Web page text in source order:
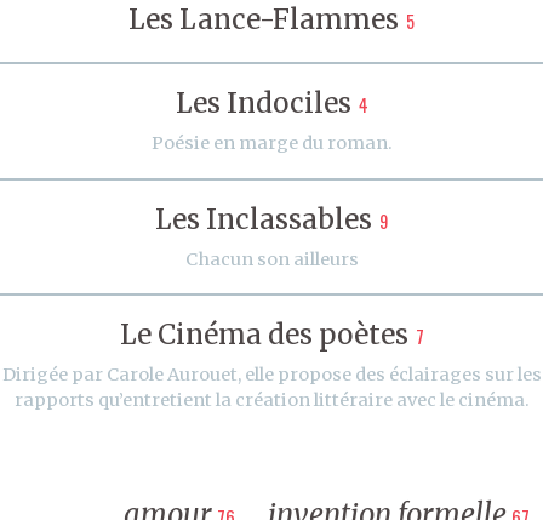
Les Lance-Flammes 5
Les Indociles 4
Poésie en marge du roman.
Les Inclassables 9
Chacun son ailleurs
Le Cinéma des poètes 7
Dirigée par Carole Aurouet, elle propose des éclairages sur les
rapports qu’entretient la création littéraire avec le cinéma.